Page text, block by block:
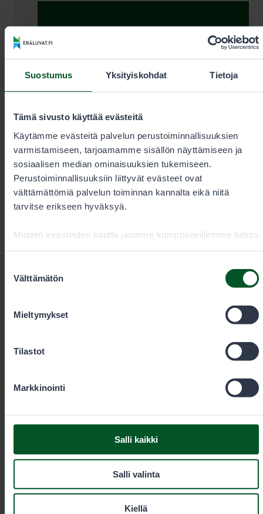
Suostumus Yksityiskohdat Tietoja
Tämä sivusto käyttää evästeitä
Käytämme evästeitä palvelun perustoiminnallisuuksien
varmistamiseen, tarjoamamme sisällön näyttämiseen ja
sosiaalisen median ominaisuuksien tukemiseen.
Perustoiminnallisuuksiin liittyvät evästeet ovat
välttämättömiä palvelun toiminnan kannalta eikä niitä
tarvitse erikseen hyväksyä.
Muiden evästeiden kautta jaamme kumppaneillemme tietoja
antanut heille tai joita on kerätty, kun olet käyttänyt heidän
valinta
Välttämätön
Mieltymykset
Tilastot
Markkinointi
Salli kaikki
Salli valinta
Kiellä
Lupamyynti ja -neuvonta arkisin
+35820692424
Yhteystiedot